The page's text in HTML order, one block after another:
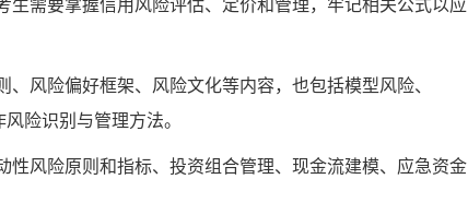
风险偏好框架、风险文化等内容，也包括模型风险、
险识别与管理方法‌。
性风险原则和指标、投资组合管理、现金流建模、应急资金